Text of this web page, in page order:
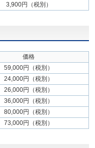
3,900円（税別）
価格
59,000円（税別）
24,000円（税別）
26,000円（税別）
36,000円（税別）
80,000円（税別）
73,000円（税別）